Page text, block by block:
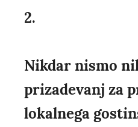
2.
Nikdar nismo
prizadevanj za
lokalnega